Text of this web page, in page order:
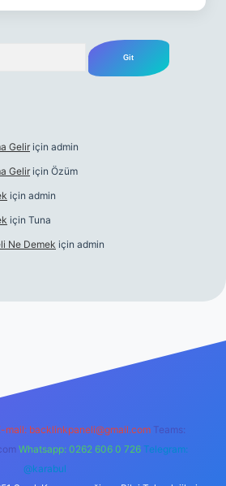
Gelir için admin
Gelir için Özüm
için admin
için Tuna
Ne Demek için admin
mail: backlinkpaneli@gmail.com Teams:
Whatsapp: 0262 606 0 726 Telegram:
@karabul